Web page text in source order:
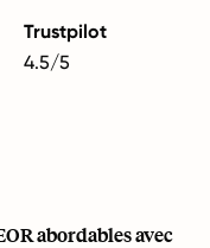
Trustpilot
4.5/5
abordables avec